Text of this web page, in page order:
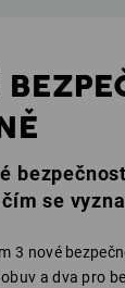
se
3 nové
a dva pro